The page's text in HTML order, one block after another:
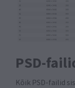
PSD-
Kõik PSD-failid